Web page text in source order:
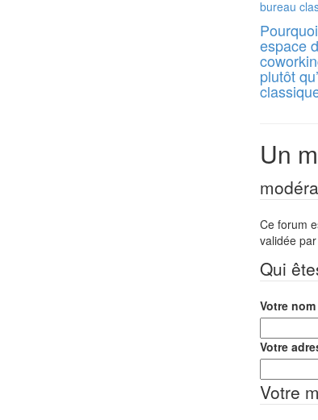
espace
plutôt
Un
Ce forum
validée
Qui
Votre nom
Votre
Votre